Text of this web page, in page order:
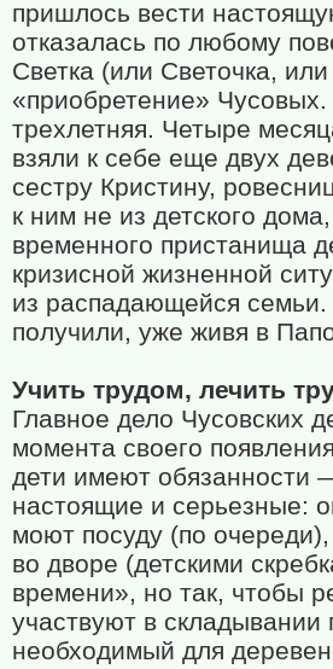
пришлось вести
отказалась по любому
Светка (или Светочка,
«приобретение»
трехлетняя. Четыре
взяли к себе еще двух
сестру Кристину,
к ним не из детского
временного пристанища
кризисной жизненной
из распадающейся семьи.
получили, уже живя в
Учить трудом, лечить
Главное дело Чусовских
момента своего
дети имеют обязанности
настоящие и серьезные:
моют посуду (по
во дворе (детскими
времени», но так, чтобы
участвуют в
необходимый для